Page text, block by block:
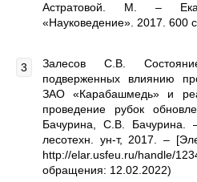
Астратовой. М. –
«Науковедение». 2017. 600 с.
Залесов С.В.
подверженных влиянию
ЗАО «Карабашмедь» и
проведение рубок
Бачурина, С.В. Бачурина.
лесотехн. ун-т, 2017. –
http://elar.usfeu.ru/
обращения: 12.02.2022)